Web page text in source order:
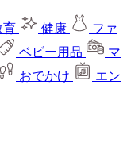
育 健康
ファ
ベビー用品
マ
おでかけ
エン